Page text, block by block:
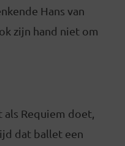
Hans van
zijn hand niet om
Requiem doet,
dat ballet een